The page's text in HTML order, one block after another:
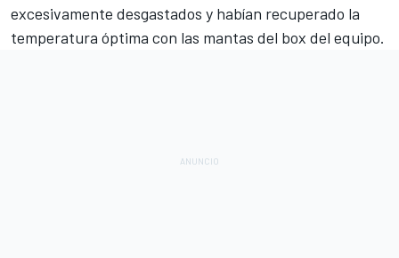
excesivamente desgastados y habían recuperado la
temperatura óptima con las mantas del box del equipo.